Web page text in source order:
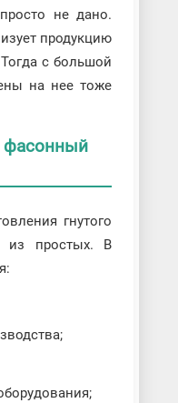
не дано.
продукцию
с большой
на нее тоже
фасонный
гнутого
из простых. В